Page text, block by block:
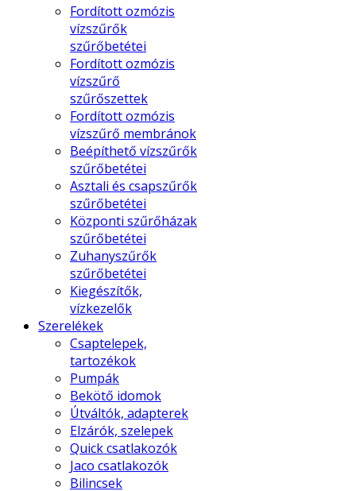
Fordított ozmózis
vízszűrők
szűrőbetétei
Fordított ozmózis
vízszűrő
szűrőszettek
Fordított ozmózis
vízszűrő membránok
Beépíthető vízszűrők
szűrőbetétei
Asztali és csapszűrők
szűrőbetétei
Központi szűrőházak
szűrőbetétei
Zuhanyszűrők
szűrőbetétei
Kiegészítők,
vízkezelők
Szerelékek
Csaptelepek,
tartozékok
Pumpák
Bekötő idomok
Útváltók, adapterek
Elzárók, szelepek
Quick csatlakozók
Jaco csatlakozók
Bilincsek